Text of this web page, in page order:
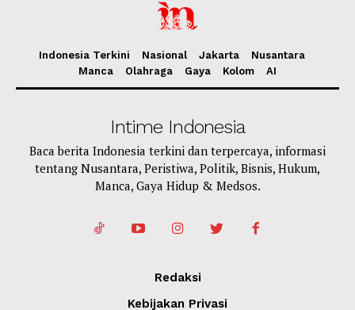
Indonesia Terkini Nasional Jakarta
Nusantara
Manca
Olahraga Gaya Kolom AI
Intime Indonesia
Baca berita Indonesia terkini dan terpercaya, informasi
tentang Nusantara, Peristiwa, Politik, Bisnis, Hukum,
Manca, Gaya Hidup & Medsos.
Redaksi
Kebijakan Privasi